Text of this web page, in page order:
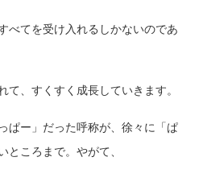
べてを受け入れるしかないのであ
て、すくすく成長していきます。
ぱー」だった呼称が、徐々に「ぱ
ところまで。やがて、